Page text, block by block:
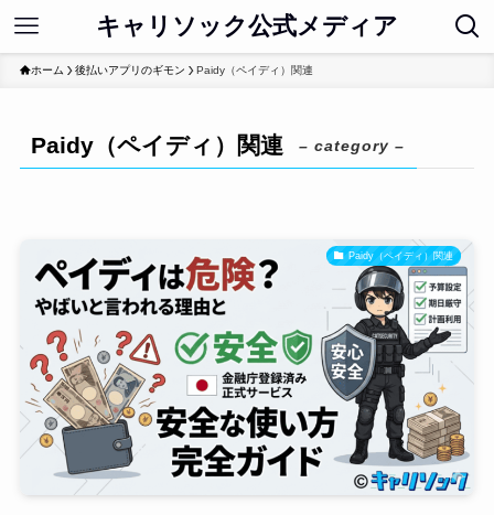
キャリソック公式メディア
ホーム 後払いアプリのギモン Paidy（ペイディ）関連
Paidy（ペイディ）関連 – category –
Paidy（ペイディ）関連